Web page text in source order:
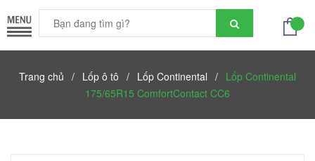
Trang chủ / Lốp ô tô / Lốp Continental / Lốp Continental
175/65R15 ComfortContact CC6